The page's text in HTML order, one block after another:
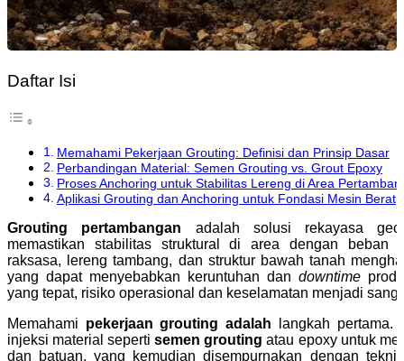
Daftar Isi
Memahami Pekerjaan Grouting: Definisi dan Prinsip Dasar
Perbandingan Material: Semen Grouting vs. Grout Epoxy
Proses Anchoring untuk Stabilitas Lereng di Area
Aplikasi Grouting dan Anchoring untuk Fondasi Mesin Berat
Grouting pertambangan adalah solusi rekayasa
memastikan stabilitas struktural di area dengan beban
raksasa, lereng tambang, dan struktur bawah tanah
yang dapat menyebabkan keruntuhan dan downtime
yang tepat, risiko operasional dan keselamatan menjadi
Memahami pekerjaan grouting adalah langkah pertama.
injeksi material sepertisemen grouting atau epoxy untuk
dan batuan, yang kemudian disempurnakan dengan